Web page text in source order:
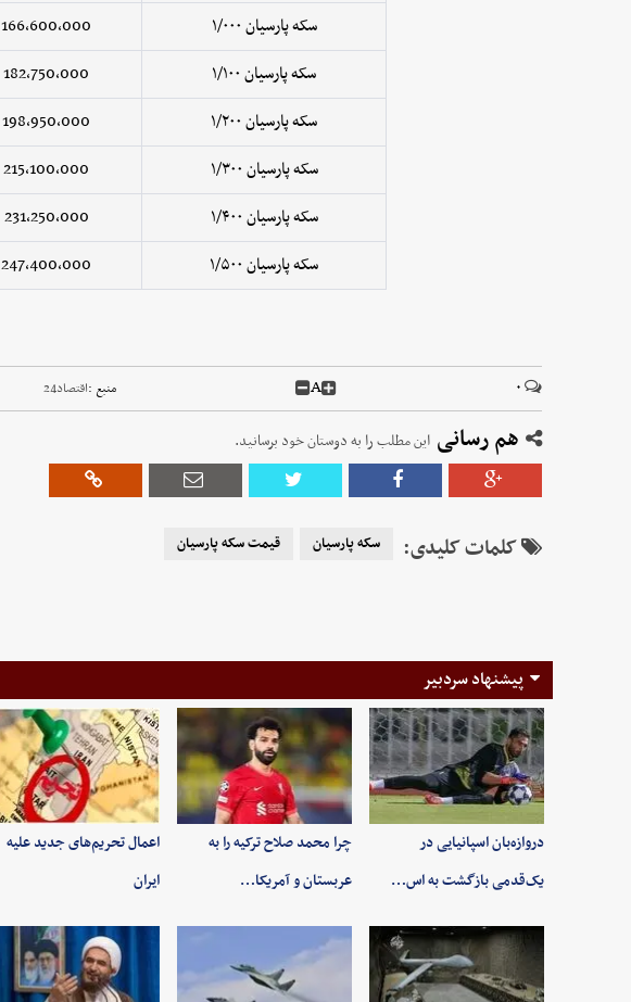
سکه پارسیان ۱/۰۰۰
166,600,000
سکه پارسیان ۱/۱۰۰
182,750,000
سکه پارسیان ۱/۲۰۰
198,950,000
سکه پارسیان ۱/۳۰۰
215,100,000
سکه پارسیان ۱/۴۰۰
231,250,000
سکه پارسیان ۱/۵۰۰
247,400,000
۰ A منبع :اقتصاد24
هم رسانی این مطلب را به دوستان خود برسانید.
کلمات کلیدی: سکه پارسیان قیمت سکه پارسیان
پیشنهاد سردبیر
دروازه‌بان اسپانیایی در
یک‌قدمی بازگشت به اس…
چرا محمد صلاح ترکیه را به
عربستان و آمریکا…
اعمال تحریم‌های جدید علیه
ایران